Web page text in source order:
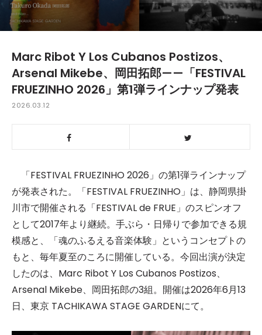
Marc Ribot Y Los Cubanos Postizos、
Arsenal Mikebe、岡田拓郎——「FESTIVAL
FRUEZINHO 2026」第1弾ラインナップ発表
2026.03.12
「FESTIVAL FRUEZINHO 2026」の第1弾ラインナップ
が発表された。「FESTIVAL FRUEZINHO」は、静岡県掛
川市で開催される「FESTIVAL de FRUE」のスピンオフ
として2017年より継続。手ぶら・日帰りで参加できる規
模感と、「魂のふるえる音楽体験」というコンセプトの
もと、毎年夏至のころに開催している。今回出演が決定
したのは、Marc Ribot Y Los Cubanos Postizos、
Arsenal Mikebe、岡田拓郎の3組。開催は2026年6月13
日、東京 TACHIKAWA STAGE GARDENにて。